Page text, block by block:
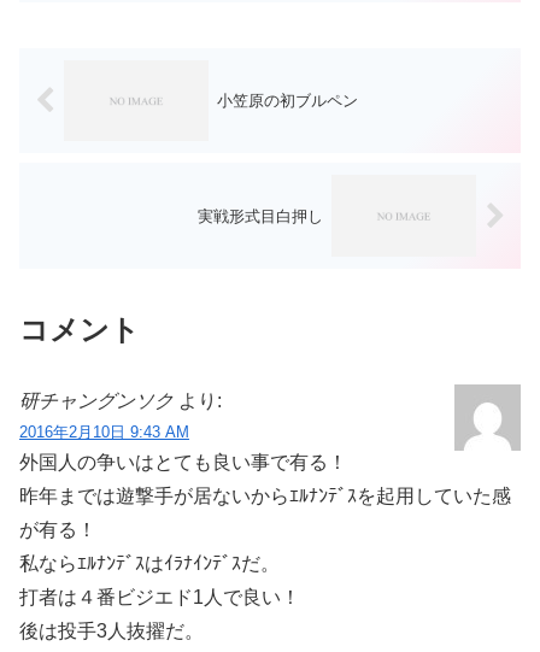
小笠原の初ブルペン
実戦形式目白押し
コメント
研チャングンソク より:
2016年2月10日 9:43 AM
外国人の争いはとても良い事で有る！
昨年までは遊撃手が居ないからｴﾙﾅﾝﾃﾞｽを起用していた感
が有る！
私ならｴﾙﾅﾝﾃﾞｽはｲﾗﾅｲﾝﾃﾞｽだ。
打者は４番ビジエド1人で良い！
後は投手3人抜擢だ。